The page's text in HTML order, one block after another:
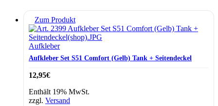
Zum Produkt
Aufkleber
Aufkleber Set S51 Comfort (Gelb) Tank + Seitendeckel
12,95€
Enthält 19% MwSt.
zzgl. Versand